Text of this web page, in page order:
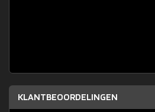
KLANTBEOORDELINGEN